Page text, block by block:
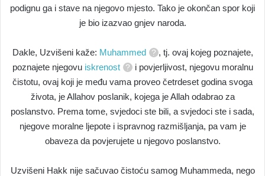
podignu ga i stave na njegovo mjesto. Tako je okončan spor koji
je bio izazvao gnjev naroda.
Dakle, Uzvišeni kaže: Muhammed
, tj. ovaj kojeg poznajete,
poznajete njegovu iskrenost
i povjerljivost, njegovu moralnu
čistotu, ovaj koji je među vama proveo četrdeset godina svoga
života, je Allahov poslanik, kojega je Allah odabrao za
poslanstvo. Prema tome, svjedoci ste bili, a svjedoci ste i sada,
njegove moralne ljepote i ispravnog razmišljanja, pa vam je
obaveza da povjerujete u njegovo poslanstvo.
Uzvišeni Hakk nije sačuvao čistoću samog Muhammeda, nego